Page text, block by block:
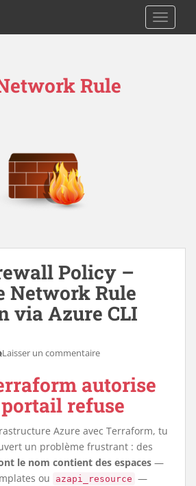
Rule
Policy –
Network Rule
via Azure CLI
Laisser un commentaire
autorise
refuse
Azure avec Terraform, tu
un problème frustrant : des
le nom contient des espaces —
ou
azapi_resource —